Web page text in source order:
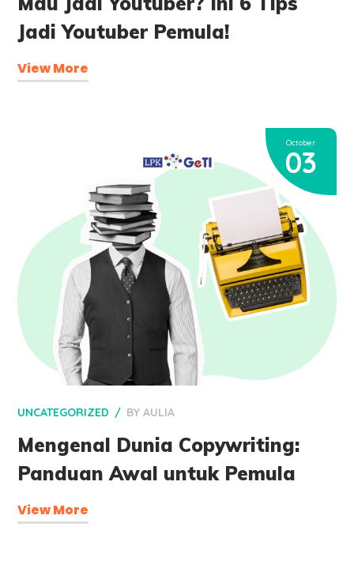
Jadi Youtuber Pemula!
View More
October
03
UNCATEGORIZED BYAULIA
Mengenal Dunia Copywriting:
Panduan Awal untuk Pemula
View More